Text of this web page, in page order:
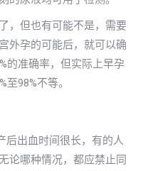
，但也有可能不是，需要
外孕的可能后，就可以确
的准确率，但实际上早孕
98%不等。
后出血时间很长，有的人
论哪种情况，都应禁止同